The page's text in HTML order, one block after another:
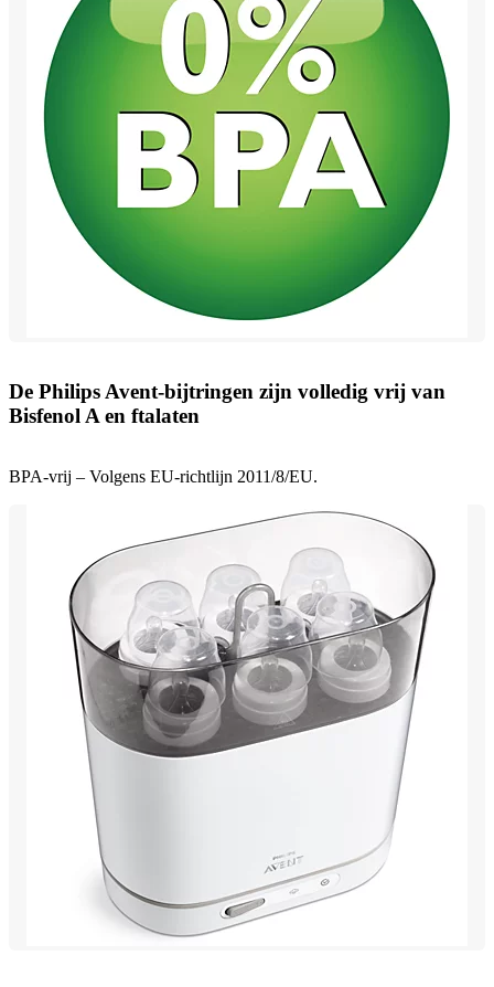
De Philips Avent-bijtringen zijn volledig vrij van
Bisfenol A en ftalaten
BPA-vrij – Volgens EU-richtlijn 2011/8/EU.